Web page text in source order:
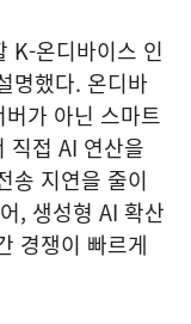
K-온디바이스 인
명했다. 온디바
가 아닌 스마트
직접 AI 연산을
송 지연을 줄이
, 생성형 AI 확산
경쟁이 빠르게